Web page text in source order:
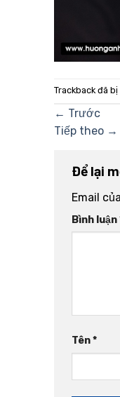
Trackback đã
← Trước
Tiếp theo →
Để lại
Email
Bình luận
Tên*